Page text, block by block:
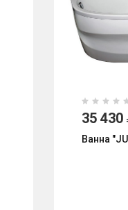
35 430
Ванна